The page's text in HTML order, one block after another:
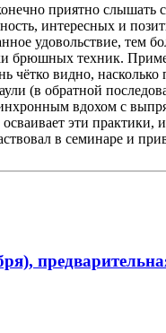
приятно
интересных и
удовольствие, тем
брюшных техник.
чётко видно,
(в обратной
вдохом с
эти
в семинаре и